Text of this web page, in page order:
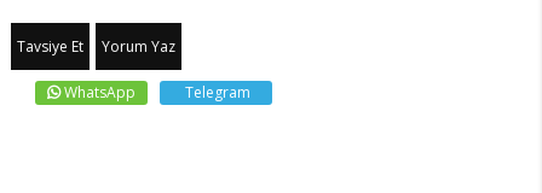
Tavsiye Et Yorum Yaz
WhatsApp Telegram